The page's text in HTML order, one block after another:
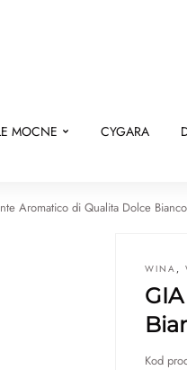
MOCNE CYGARA
Aromatico di Qualita Dolce Bianco
WINA ,
Kod